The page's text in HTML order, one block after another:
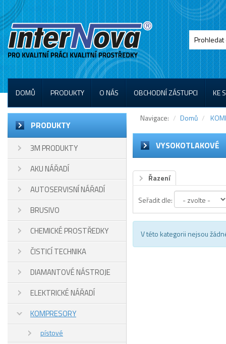
DOMŮ PRODUKTY O NÁS OBCHODNÍ ZÁSTUPCI KE
PRODUKTY
3M PRODUKTY
AKU NÁŘADÍ
AUTOSERVISNÍ NÁŘADÍ
BRUSIVO
CHEMICKÉ PROSTŘEDKY
ČISTICÍ TECHNIKA
DIAMANTOVÉ NÁSTROJE
ELEKTRICKÉ NÁŘADÍ
KOMPRESORY
pístové
Navigace: Domů
VYSOKOTLAKOVÉ
Řazení
Seřadit dle:
V této kategorii nejsou